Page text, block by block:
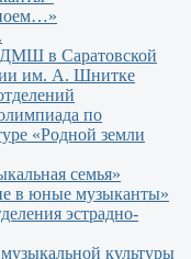
в Саратовской
им. А. Шнитке
по
«Родной земли
семья»
в юные музыканты»
эстрадно-
культуры